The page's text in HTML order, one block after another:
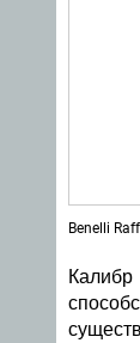
Benelli